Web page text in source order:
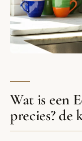
Wat is een
precies? de